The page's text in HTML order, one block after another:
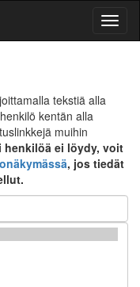
tekstiä alla
kentän alla
muihin
henkilöä ei löydy, voit
, jos tiedät